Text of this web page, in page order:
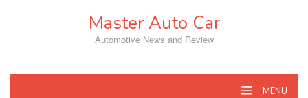
Master Auto Car
Automotive News and Review
MENU